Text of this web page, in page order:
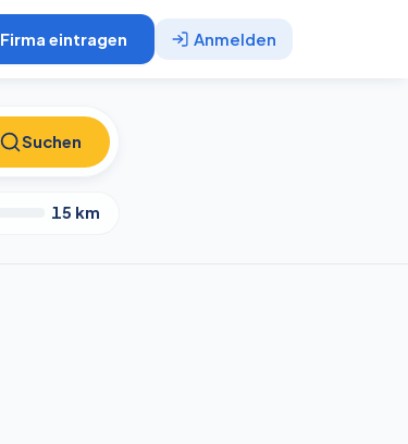
Firma eintragen Anmelden
Suchen
15 km